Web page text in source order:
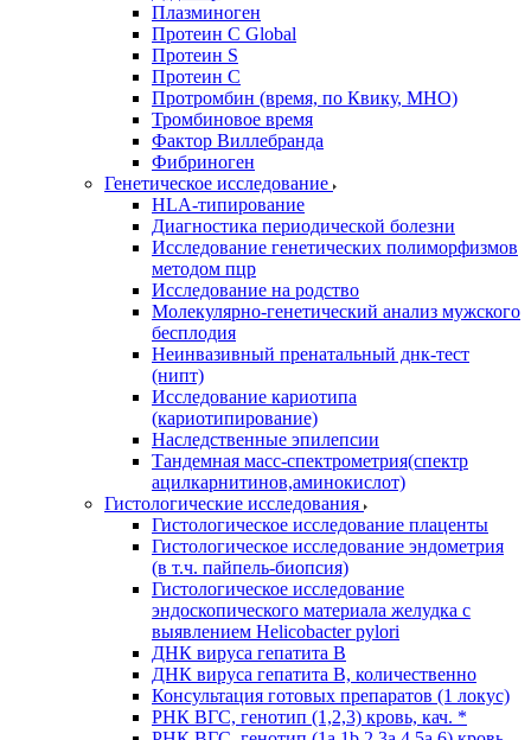
Плазминоген
Протеин C Global
Протеин S
Протеин С
Протромбин (время, по Квику, МНО)
Тромбиновое время
Фактор Виллебранда
Фибриноген
Генетическое исследование
HLA-типирование
Диагностика периодической болезни
Исследование генетических полиморфизмов
методом пцр
Исследование на родство
Молекулярно-генетический анализ мужского
бесплодия
Неинвазивный пренатальный днк-тест
(нипт)
Исследование кариотипа
(кариотипирование)
Наследственные эпилепсии
Тандемная масс-спектрометрия(спектр
ацилкарнитинов,аминокислот)
Гистологические исследования
Гистологическое исследование плаценты
Гистологическое исследование эндометрия
(в т.ч. пайпель-биопсия)
Гистологическое исследование
эндоскопического материала желудка с
выявлением Helicobacter pylori
ДНК вируса гепатита B
ДНК вируса гепатита B, количественно
Консультация готовых препаратов (1 локус)
РНК ВГC, генотип (1,2,3) кровь, кач. *